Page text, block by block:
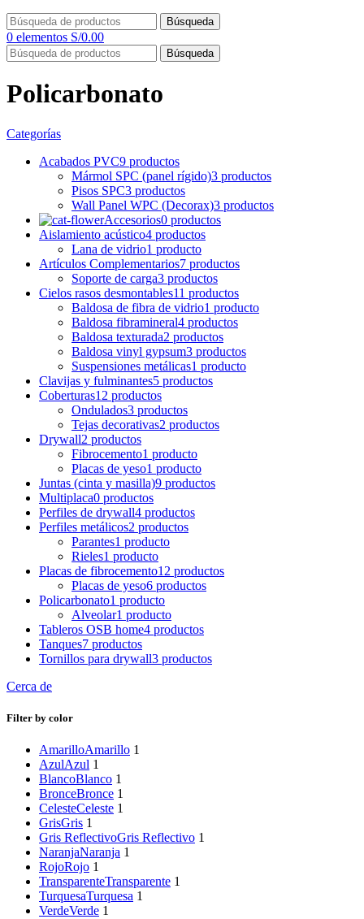
Búsqueda
0 elementos S/0.00
Búsqueda
Policarbonato
Categorías
Acabados PVC9 productos
Mármol SPC (panel rígido)3 productos
Pisos SPC3 productos
Wall Panel WPC (Decorax)3 productos
Accesorios0 productos
Aislamiento acústico4 productos
Lana de vidrio1 producto
Artículos Complementarios7 productos
Soporte de carga3 productos
Cielos rasos desmontables11 productos
Baldosa de fibra de vidrio1 producto
Baldosa fibramineral4 productos
Baldosa texturada2 productos
Baldosa vinyl gypsum3 productos
Suspensiones metálicas1 producto
Clavijas y fulminantes5 productos
Coberturas12 productos
Ondulados3 productos
Tejas decorativas2 productos
Drywall2 productos
Fibrocemento1 producto
Placas de yeso1 producto
Juntas (cinta y masilla)9 productos
Multiplaca0 productos
Perfiles de drywall4 productos
Perfiles metálicos2 productos
Parantes1 producto
Rieles1 producto
Placas de fibrocemento12 productos
Placas de yeso6 productos
Policarbonato1 producto
Alveolar1 producto
Tableros OSB home4 productos
Tanques7 productos
Tornillos para drywall3 productos
Cerca de
Filter by color
AmarilloAmarillo 1
AzulAzul 1
BlancoBlanco 1
BronceBronce 1
CelesteCeleste 1
GrisGris 1
Gris ReflectivoGris Reflectivo 1
NaranjaNaranja 1
RojoRojo 1
TransparenteTransparente 1
TurquesaTurquesa 1
VerdeVerde 1